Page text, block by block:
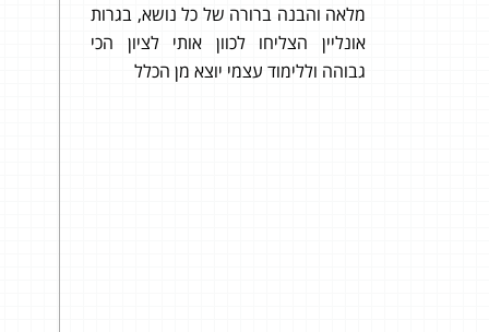
מלאה והבנה ברורה של כל נושא, בגרות
אונליין הצליחו לכוון אותי לציון הכי
גבוהה וללימוד עצמי יוצא מן הכלל
היחס מדהים ויש
מסביב לשעון.
לכל שאר המקומות